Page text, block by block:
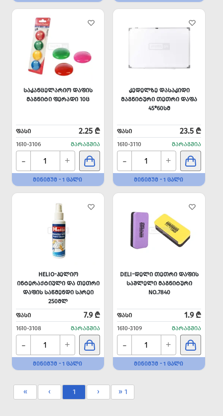
ᲡᲐᲙᲐᲜᲪᲔᲚᲐᲠᲘᲝ ᲓᲐᲤᲘᲡ
ᲛᲐᲒᲜᲘᲢᲘ ᲤᲔᲠᲐᲓᲘ 10Ც
ᲤᲐᲡᲘ 2.25 ₾
1610-3106 ᲛᲐᲠᲐᲒᲨᲘᲐ
- +
ᲛᲘᲜᲘᲛᲣᲛ - 1 ᲪᲐᲚᲘ
ᲙᲔᲓᲔᲚᲖᲔ ᲓᲐᲡᲐᲙᲘᲓᲘ
ᲛᲐᲒᲜᲘᲢᲣᲠᲘ ᲗᲔᲗᲠᲘ ᲓᲐᲤᲐ
45*60ᲡᲛ
ᲤᲐᲡᲘ 23.5 ₾
1610-3110 ᲛᲐᲠᲐᲒᲨᲘᲐ
- +
ᲛᲘᲜᲘᲛᲣᲛ - 1 ᲪᲐᲚᲘ
HELIO-ᲰᲔᲚᲘᲝ
ᲘᲜᲢᲔᲠᲐᲥᲢᲘᲣᲚᲘ ᲓᲐ ᲗᲔᲗᲠᲘ
ᲓᲐᲤᲘᲡ ᲡᲐᲬᲛᲔᲜᲓᲘ ᲡᲞᲠᲔᲘ
250ᲛᲚ
ᲤᲐᲡᲘ
7.9 ₾
1610-3108 ᲛᲐᲠᲐᲒᲨᲘᲐ
- +
ᲛᲘᲜᲘᲛᲣᲛ - 1 ᲪᲐᲚᲘ
DELI-ᲓᲔᲚᲘ ᲗᲔᲗᲠᲘ ᲓᲐᲤᲘᲡ
ᲡᲐᲨᲚᲔᲚᲘ ᲛᲐᲒᲜᲘᲢᲣᲠᲘ
NO.7840
ᲤᲐᲡᲘ 1.9 ₾
1610-3109 ᲛᲐᲠᲐᲒᲨᲘᲐ
- +
ᲛᲘᲜᲘᲛᲣᲛ - 1 ᲪᲐᲚᲘ
« ‹ 1 › » 1